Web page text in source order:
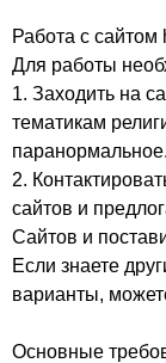
Работа с сайтом
Для работы
1. Заходить на
тематикам
паранормальное.
2.
сайтов и
Сайтов и
Если знаете
варианты,
Основные